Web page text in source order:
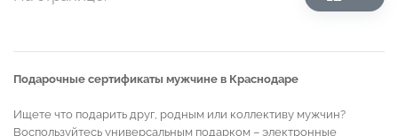
Подарочные сертификаты мужчине в Краснодаре
Ищете что подарить друг, родным или коллективу мужчин?
Воспользуйтесь универсальным подарком – электронные